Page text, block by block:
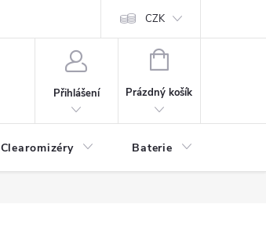
CZK
Přihlášení
NÁKUPNÍ
Prázdný košík
Clearomizéry Baterie